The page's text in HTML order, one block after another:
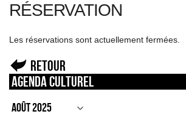
RÉSERVATION
Les réservations sont actuellement fermées.
Retour
Agenda culturel